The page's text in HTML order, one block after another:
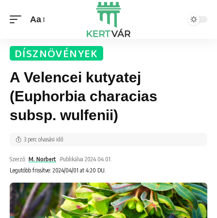
Aa
DÍSZNÖVÉNYEK
A Velencei kutyatej
(Euphorbia characias
subsp. wulfenii)
Legutóbb frissítve: 2024/04/01 at 4:20 DU.
Szerző: M. Norbert Publikálva 2024.04.01.
3 perc olvasási idő